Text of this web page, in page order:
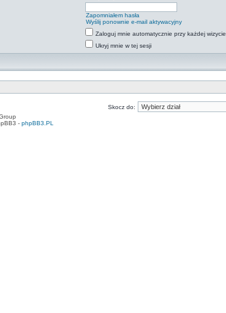
Zapomniałem hasła
Wyślij ponownie e-mail aktywacyjny
Zaloguj mnie automatycznie przy każdej wizycie
Ukryj mnie w tej sesji
Skocz do:
- phpBB3.PL